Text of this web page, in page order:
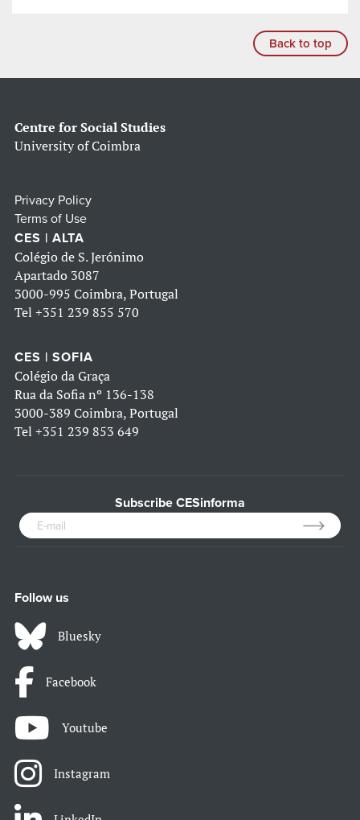
Back to top
Centre for Social Studies
University of Coimbra
Privacy Policy
Terms of Use
CES | ALTA
Colégio de S. Jerónimo
Apartado 3087
3000-995 Coimbra, Portugal
Tel +351 239 855 570
CES | SOFIA
Colégio da Graça
Rua da Sofia nº 136-138
3000-389 Coimbra, Portugal
Tel +351 239 853 649
Subscribe CESinforma
Follow us
Bluesky
Facebook
Youtube
Instagram